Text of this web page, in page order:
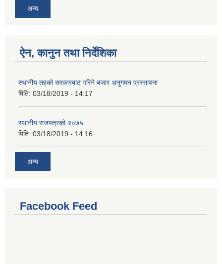
अन्य
ऐन, कानुन तथा निर्देशिका
स्थानीय तहको सरकारबाट गरिने बजार अनुगमन प्रस्तावना
मिति: 03/18/2019 - 14:17
स्थानीय राजपत्रको २०७५
मिति: 03/18/2019 - 14:16
अन्य
Facebook Feed